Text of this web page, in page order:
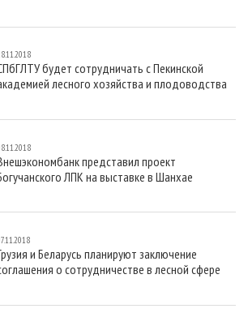
будет сотрудничать с Пекинской
лесного хозяйства и плодоводства
представил проект
ЛПК на выставке в Шанхае
и Беларусь планируют заключение
о сотрудничестве в лесной сфере